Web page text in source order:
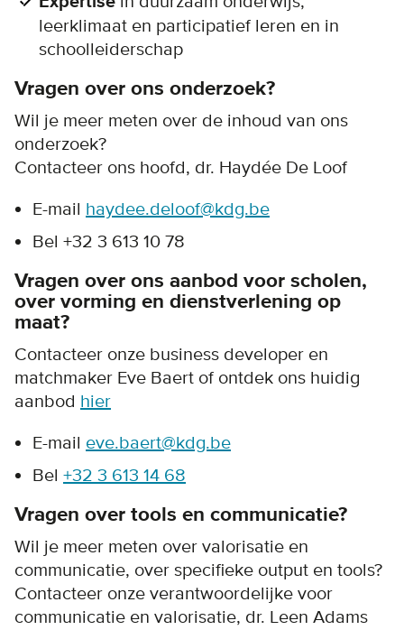
leerklimaat en participatief leren en in
schoolleiderschap
Vragen over ons onderzoek?
Wil je meer meten over de inhoud van ons
onderzoek?
Contacteer ons hoofd, dr. Haydée De Loof
E-mail haydee.deloof@kdg.be
Bel +32 3 613 10 78
Vragen over ons aanbod voor scholen,
over vorming en dienstverlening op
maat?
Contacteer onze business developer en
matchmaker Eve Baert of ontdek ons huidig
aanbod hier
E-mail eve.baert@kdg.be
Bel +32 3 613 14 68
Vragen over tools en communicatie?
Wil je meer meten over valorisatie en
communicatie, over specifieke output en tools?
Contacteer onze verantwoordelijke voor
communicatie en valorisatie, dr. Leen Adams